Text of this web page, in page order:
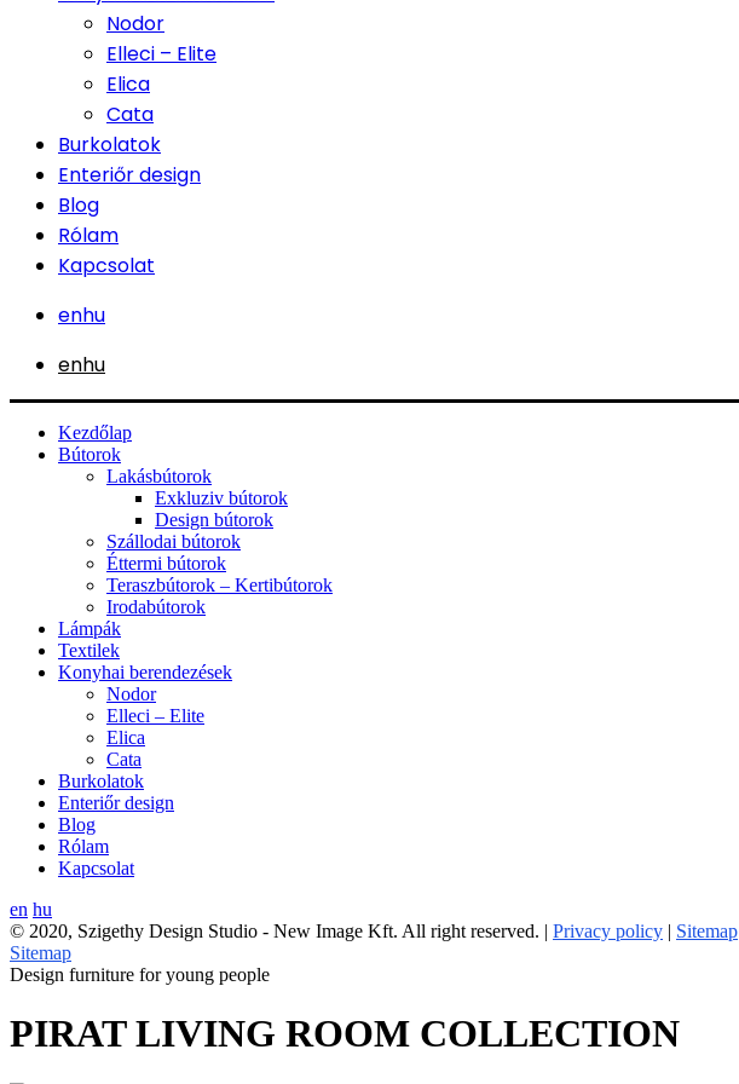
Nodor
Elleci – Elite
Elica
Cata
Burkolatok
Enteriőr design
Blog
Rólam
Kapcsolat
enhu
enhu
Kezdőlap
Bútorok
Lakásbútorok
Exkluziv bútorok
Design bútorok
Szállodai bútorok
Éttermi bútorok
Teraszbútorok – Kertibútorok
Irodabútorok
Lámpák
Textilek
Konyhai berendezések
Nodor
Elleci – Elite
Elica
Cata
Burkolatok
Enteriőr design
Blog
Rólam
Kapcsolat
en hu
© 2020, Szigethy Design Studio - New Image Kft. All right reserved. | Privacy policy | Sitemap
Sitemap
Design furniture for young people
PIRAT LIVING ROOM COLLECTION